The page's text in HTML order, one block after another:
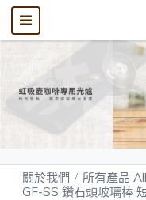
關於我們 所有產品 All
GF-SS 鑽石頭玻璃棒